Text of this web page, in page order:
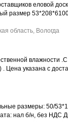
еловой
размер
область, Вологда
влажности
указана с
размеры: 50/
нал б/н, без НДС